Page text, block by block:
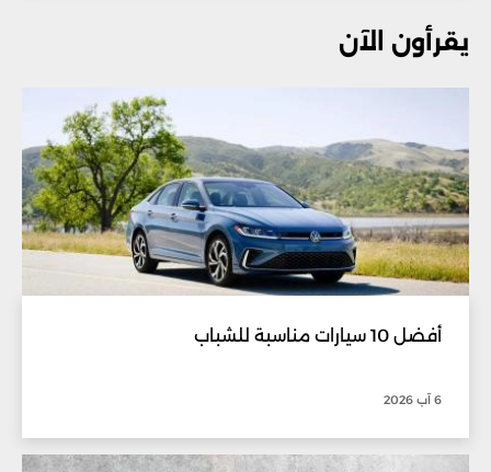
يقرأون الآن
أفضل 10 سيارات مناسبة للشباب
6 آب 2026